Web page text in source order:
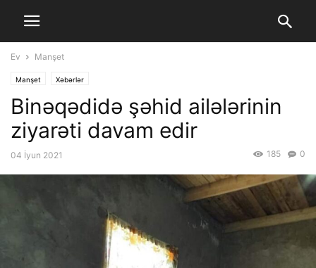
Ev Manşet
Manşet Xəbərlər
Binəqədidə şəhid ailələrinin
ziyarəti davam edir
04 İyun 2021 0
185